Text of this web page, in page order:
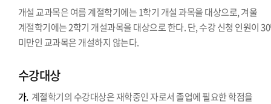
개설 교과목은 여름 계절학기에는 1학기 개설 과목을 대상으로, 겨울
계절학기에는 2학기 개설과목을 대상으로 한다. 단, 수강 신청 인원이
미만인 교과목은 개설하지 않는다.
수강대상
가. 계절학기의 수강대상은 재학중인 자로서 졸업에 필요한 학점을